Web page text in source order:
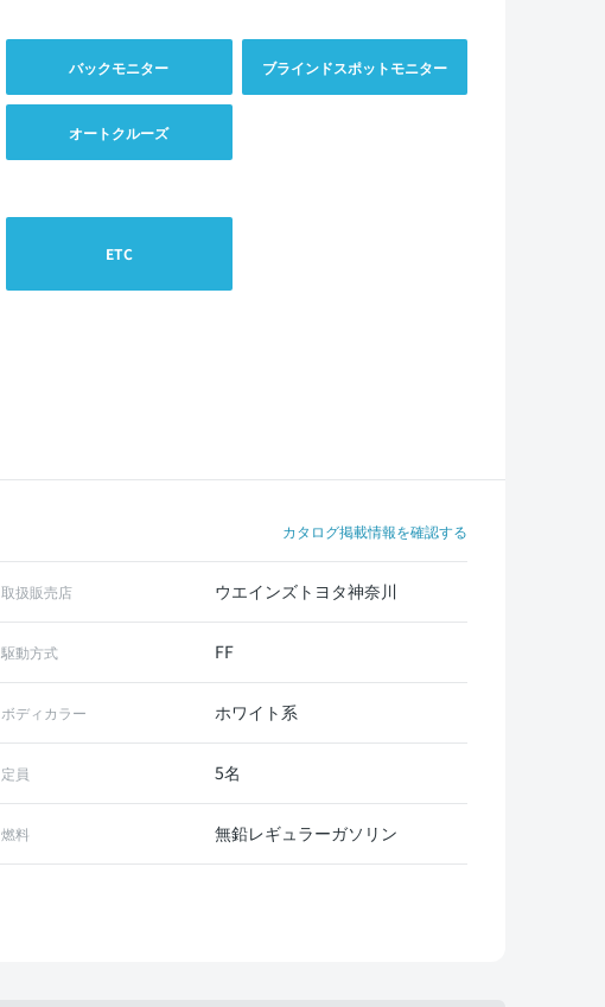
バックモニター ブラインドスポットモニター
オートクルーズ
ETC
カタログ掲載情報を確認する
取扱販売店 ウエインズトヨタ神奈川
駆動方式 FF
ボディカラー ホワイト系
定員 5名
燃料 無鉛レギュラーガソリン